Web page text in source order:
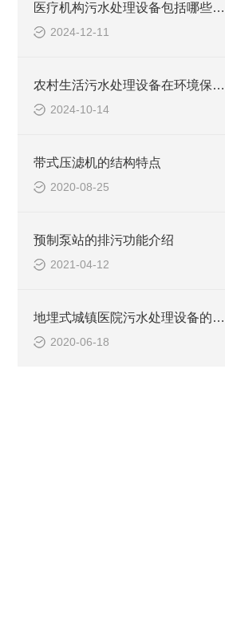
医疗机构污水处理设备包括哪些主要部分？
2024-12-11
农村生活污水处理设备在环境保护中的作用
2024-10-14
带式压滤机的结构特点
2020-08-25
预制泵站的排污功能介绍
2021-04-12
地埋式城镇医院污水处理设备的预处理工艺和选型原则
2020-06-18